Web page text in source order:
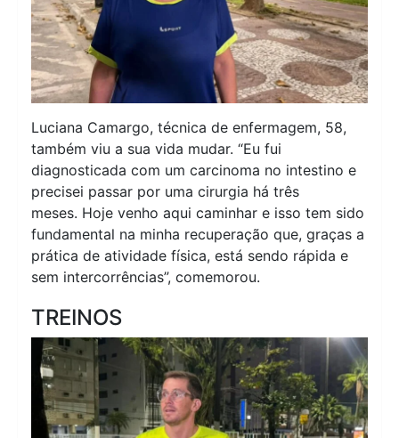
Luciana Camargo, técnica de enfermagem, 58,
também viu a sua vida mudar. “Eu fui
diagnosticada com um carcinoma no intestino e
precisei passar por uma cirurgia há três
meses. Hoje venho aqui caminhar e isso tem sido
fundamental na minha recuperação que, graças a
prática de atividade física, está sendo rápida e
sem intercorrências”, comemorou.
TREINOS